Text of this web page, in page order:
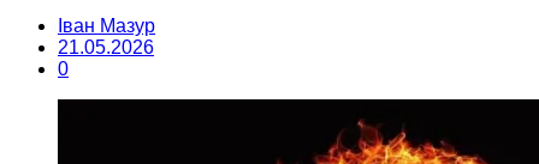
Іван Мазур
21.05.2026
0